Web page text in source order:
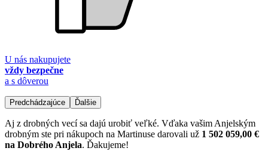
U nás nakupujete
vždy bezpečne
a s dôverou
Predchádzajúce Ďalšie
Aj z drobných vecí sa dajú urobiť veľké. Vďaka vašim Anjelským
drobným ste pri nákupoch na Martinuse darovali už 1 502 059,00 €
na Dobrého Anjela. Ďakujeme!